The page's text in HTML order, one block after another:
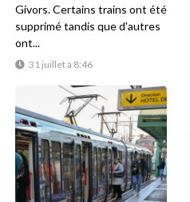
31 juillet à 8:46
Givors. Certains trains ont été
supprimé tandis que d'autres
ont...